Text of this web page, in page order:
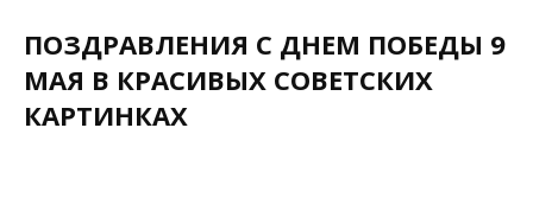
ПОЗДРАВЛЕНИЯ С ДНЕМ ПОБЕДЫ 9
МАЯ В КРАСИВЫХ СОВЕТСКИХ
КАРТИНКАХ